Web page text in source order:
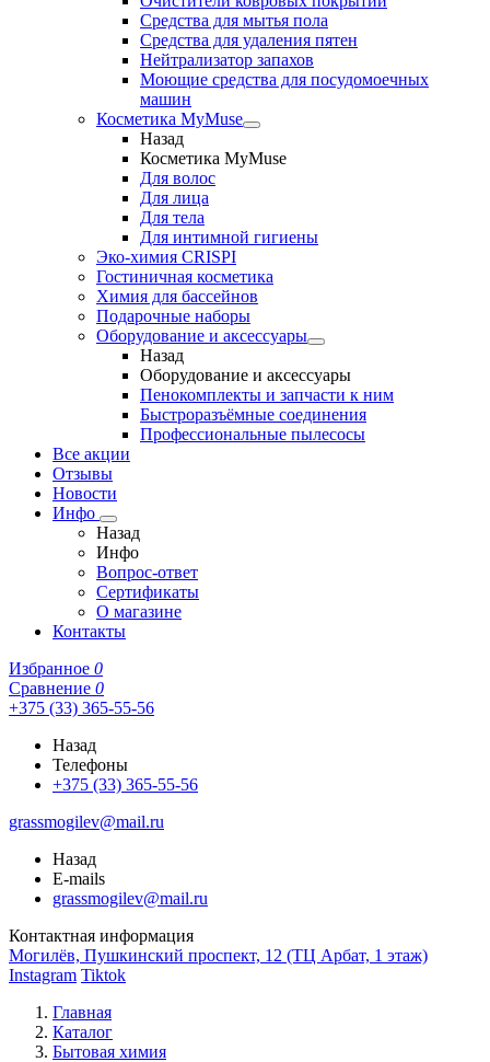
Средства для мытья пола
Средства для удаления пятен
Нейтрализатор запахов
Моющие средства для посудомоечных
машин
Косметика MyMuse
Назад
Косметика MyMuse
Для волос
Для лица
Для тела
Для интимной гигиены
Эко-химия CRISPI
Гостиничная косметика
Химия для бассейнов
Подарочные наборы
Оборудование и аксессуары
Назад
Оборудование и аксессуары
Пенокомплекты и запчасти к ним
Быстроразъёмные соединения
Профессиональные пылесосы
Все акции
Отзывы
Новости
Инфо
Назад
Инфо
Вопрос-ответ
Сертификаты
О магазине
Контакты
Избранное 0
Сравнение 0
+375 (33) 365-55-56
Назад
Телефоны
+375 (33) 365-55-56
grassmogilev@mail.ru
Назад
E-mails
grassmogilev@mail.ru
Контактная информация
Могилёв, Пушкинский проспект, 12 (ТЦ Арбат, 1 этаж)
Instagram Tiktok
Главная
Каталог
Бытовая химия